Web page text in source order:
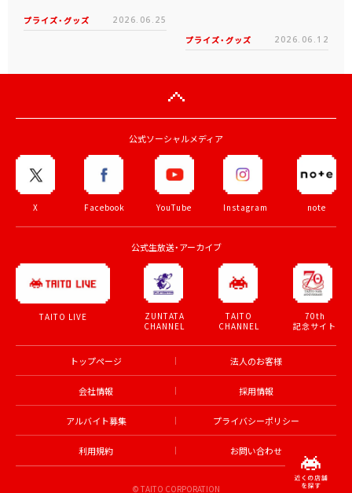
プライズ・グッズ 2026.06.25
プライズ・グッズ 2026.06.12
公式ソーシャルメディア
X Facebook YouTube Instagram note
公式生放送・アーカイブ
TAITO LIVE
ZUNTATA
CHANNEL
TAITO
CHANNEL
70th
記念サイト
トップページ 法人のお客様
会社情報 採用情報
アルバイト募集 プライバシーポリシー
利用規約 お問い合わせ
© TAITO CORPORATION